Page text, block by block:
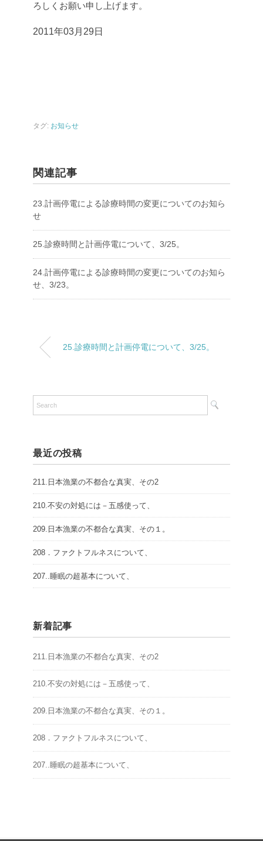
ろしくお願い申し上げます。
2011年03月29日
タグ: お知らせ
関連記事
23.計画停電による診療時間の変更についてのお知ら
せ
25.診療時間と計画停電について、3/25。
24.計画停電による診療時間の変更についてのお知ら
せ、3/23。
25.診療時間と計画停電について、3/25。
最近の投稿
211.日本漁業の不都合な真実、その2
210.不安の対処には－五感使って、
209.日本漁業の不都合な真実、その１。
208．ファクトフルネスについて、
207..睡眠の超基本について、
新着記事
211.日本漁業の不都合な真実、その2
210.不安の対処には－五感使って、
209.日本漁業の不都合な真実、その１。
208．ファクトフルネスについて、
207..睡眠の超基本について、